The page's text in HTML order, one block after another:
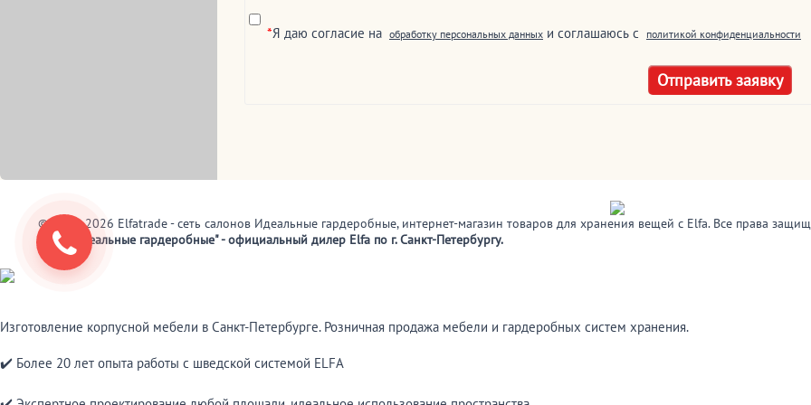
*Я даю согласие на обработку персональных данных и соглашаюсь c политикой конфиденциальности
© 2002-2026 Elfatrade - сеть салонов Идеальные гардеробные, интернет-магазин товаров для хранения вещей с Elfa. Все права
ООО "Идеальные гардеробные" - официальный дилер Elfa по г. Санкт-Петербургу.
Изготовление корпусной мебели в Санкт-Петербурге. Розничная продажа мебели и гардеробных систем хранения.
✔️ Более 20 лет опыта работы с шведской системой ELFA